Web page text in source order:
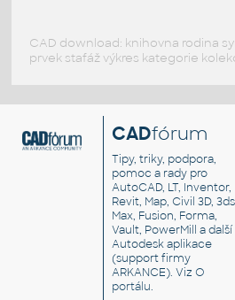
CAD download: knihovna rodina
prvek stafáž výkres kategorie
CADfórum
Tipy, triky, podpora,
pomoc a rady pro
AutoCAD, LT, Inventor,
Revit, Map, Civil 3D, 3ds
Max, Fusion, Forma,
Vault, PowerMill a další
Autodesk aplikace
(support firmy
ARKANCE). VizO
portálu.